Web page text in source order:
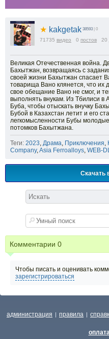
★ kakgetak 38593 | 0
71735 видео 0 постов 20
Великая Отечественная война.
Бахытжан, возвращаясь с
своей жизни Бахытжан спасает
товарища Вано клянется, что их
свое обещание Вано не смог, и
выполнять внукам. Из Тбилиси в
Буба, чтобы отыскать внучку
Бубой в Казахстан летит и его
легкомысленности Бубы
потомков Бахытжана.
Теги: 2023 Драма Приключения
Company, Asia Ferroalloys WEB-
Скачать
Комментарии 0
Чтобы писать и оценивать
зарегистрироваться
администрация | правила |